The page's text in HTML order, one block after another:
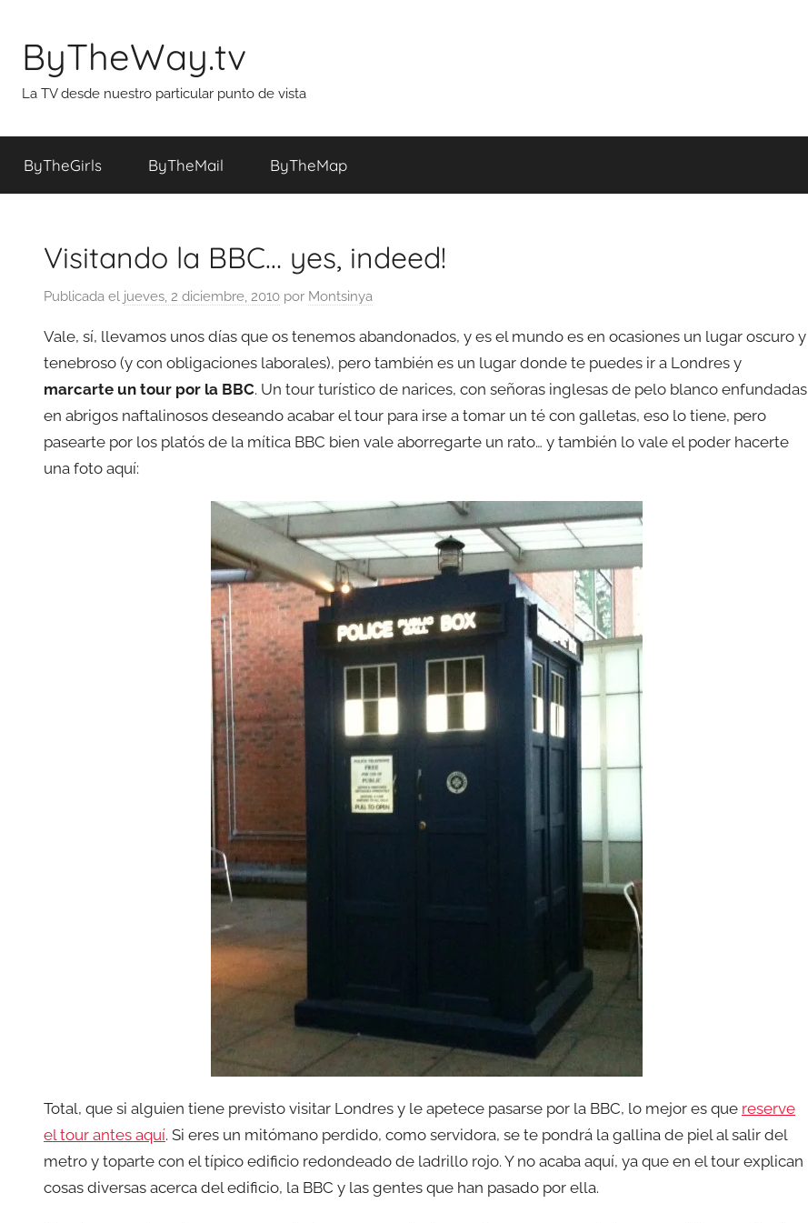
contenido
ByTheWay.tv
La TV desde nuestro particular punto de vista
ByTheGirls ByTheMail ByTheMap
Visitando la BBC… yes, indeed!
Publicada el jueves, 2 diciembre, 2010 por Montsinya
Vale, sí, llevamos unos días que os tenemos abandonados, y es el mundo es en ocasiones un lugar oscuro y
tenebroso (y con obligaciones laborales), pero también es un lugar donde te puedes ir a Londres y
marcarte un tour por la BBC. Un tour turístico de narices, con señoras inglesas de pelo blanco enfundadas
en abrigos naftalinosos deseando acabar el tour para irse a tomar un té con galletas, eso lo tiene, pero
pasearte por los platós de la mítica BBC bien vale aborregarte un rato… y también lo vale el poder hacerte
una foto aquí:
Total, que si alguien tiene previsto visitar Londres y le apetece pasarse por la BBC, lo mejor es que reserve
el tour antes aquí. Si eres un mitómano perdido, como servidora, se te pondrá la gallina de piel al salir del
metro y toparte con el típico edificio redondeado de ladrillo rojo. Y no acaba aquí, ya que en el tour explican
cosas diversas acerca del edificio, la BBC y las gentes que han pasado por ella.